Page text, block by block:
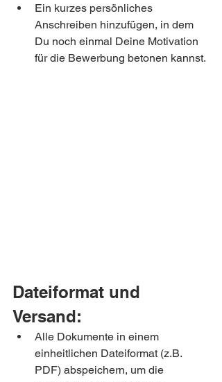
Ein kurzes persönliches
Anschreiben hinzufügen, in dem
Du noch einmal Deine Motivation
für die Bewerbung betonen kannst.
Dateiformat und
Versand:
Alle Dokumente in einem
einheitlichen Dateiformat (z.B.
PDF) abspeichern, um die